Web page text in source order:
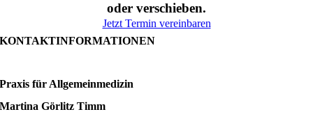
oder verschieben.
Jetzt Termin vereinbaren
KONTAKTINFORMATIONEN
Praxis für Allgemein­medizin
Martina Görlitz Timm